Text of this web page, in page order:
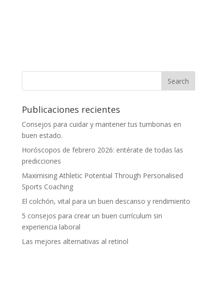
Publicaciones recientes
Consejos para cuidar y mantener tus tumbonas en
buen estado.
Horóscopos de febrero 2026: entérate de todas las
predicciones
Maximising Athletic Potential Through Personalised
Sports Coaching
El colchón, vital para un buen descanso y rendimiento
5 consejos para crear un buen currículum sin
experiencia laboral
Las mejores alternativas al retinol